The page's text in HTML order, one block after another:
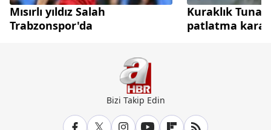
Mısırlı yıldız Salah
Trabzonspor'da
Kuraklık Tuna
patlatma
Bizi Takip Edin